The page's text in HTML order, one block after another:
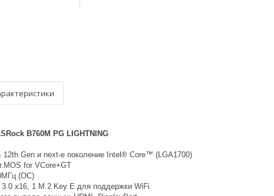
B760M PG LIGHTNING
12th Gen и next-е поколение Intel® Core™ (LGA1700)
for VCore+GT
(OC)
x16, 1 M.2 Key E для поддержки WiFi